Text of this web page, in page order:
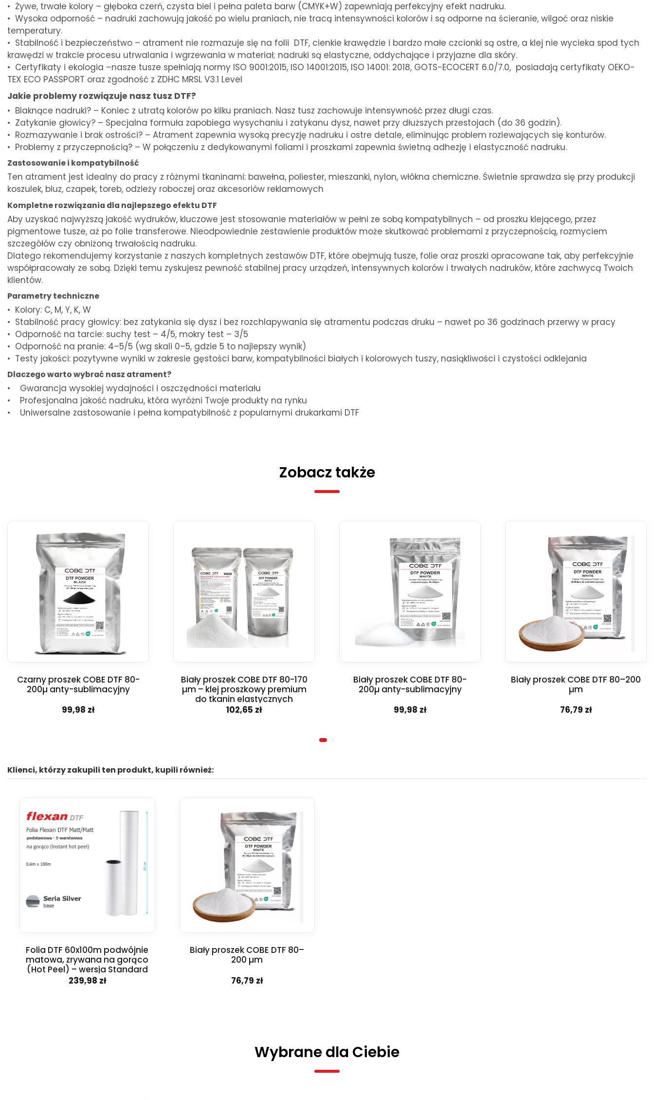
• Żywe, trwałe kolory – głęboka czerń, czysta biel i pełna paleta barw (CMYK+W) zapewniają perfekcyjny efekt nadruku.
• Wysoka odporność – nadruki zachowują jakość po wielu praniach, nie tracą intensywności kolorów i są odporne na ścieranie, wilgoć oraz niskie
temperatury.
• Stabilność i bezpieczeństwo – atrament nie rozmazuje się na folii DTF, cienkie krawędzie i bardzo małe czcionki są ostre, a klej nie wycieka spod tych
krawędzi w trakcie procesu utrwalania i wgrzewania w materiał; nadruki są elastyczne, oddychające i przyjazne dla skóry.
• Certyfikaty i ekologia –nasze tusze spełniają normy ISO 9001:2015, ISO 14001:2015, ISO 14001: 2018, GOTS-ECOCERT 6.0/7.0, posiadają certyfikaty OEKO-
TEX ECO PASSPORT oraz zgodność z ZDHC MRSL V3.1 Level
Jakie problemy rozwiązuje nasz tusz DTF?
• Blaknące nadruki? – Koniec z utratą kolorów po kilku praniach. Nasz tusz zachowuje intensywność przez długi czas.
• Zatykanie głowicy? – Specjalna formuła zapobiega wysychaniu i zatykanu dysz, nawet przy dłuższych przestojach (do 36 godzin).
• Rozmazywanie i brak ostrości? – Atrament zapewnia wysoką precyzję nadruku i ostre detale, eliminując problem rozlewających się konturów.
• Problemy z przyczepnością? – W połączeniu z dedykowanymi foliami i proszkami zapewnia świetną adhezję i elastyczność nadruku.
Zastosowanie i kompatybilność
Ten atrament jest idealny do pracy z różnymi tkaninami: bawełna, poliester, mieszanki, nylon, włókna chemiczne. Świetnie sprawdza się przy produkcji
koszulek, bluz, czapek, toreb, odzieży roboczej oraz akcesoriów reklamowych
Kompletne rozwiązania dla najlepszego efektu DTF
Aby uzyskać najwyższą jakość wydruków, kluczowe jest stosowanie materiałów w pełni ze sobą kompatybilnych – od proszku klejącego, przez
pigmentowe tusze, aż po folie transferowe. Nieodpowiednie zestawienie produktów może skutkować problemami z przyczepnością, rozmyciem
szczegółów czy obniżoną trwałością nadruku.
Dlatego rekomendujemy korzystanie z naszych kompletnych zestawów DTF, które obejmują tusze, folie oraz proszki opracowane tak, aby perfekcyjnie
współpracowały ze sobą. Dzięki temu zyskujesz pewność stabilnej pracy urządzeń, intensywnych kolorów i trwałych nadruków, które zachwycą Twoich
klientów.
Parametry techniczne
• Kolory: C, M, Y, K, W
• Stabilność pracy głowicy: bez zatykania się dysz i bez rozchlapywania się atramentu podczas druku – nawet po 36 godzinach przerwy w pracy
• Odporność na tarcie: suchy test – 4/5, mokry test – 3/5
• Odporność na pranie: 4–5/5 (wg skali 0–5, gdzie 5 to najlepszy wynik)
• Testy jakości: pozytywne wyniki w zakresie gęstości barw, kompatybilności białych i kolorowych tuszy, nasiąkliwości i czystości odklejania
Dlaczego warto wybrać nasz atrament?
• Gwarancja wysokiej wydajności i oszczędności materiału
• Profesjonalna jakość nadruku, która wyróżni Twoje produkty na rynku
• Uniwersalne zastosowanie i pełna kompatybilność z popularnymi drukarkami DTF
Zobacz także
Czarny proszek COBE DTF 80-
200µ anty-sublimacyjny
99,98 zł
Biały proszek COBE DTF 80-170
µm – klej proszkowy premium
do tkanin elastycznych
102,65 zł
Biały proszek COBE DTF 80-
200µ anty-sublimacyjny
99,98 zł
Biały proszek COBE DTF 80–200
µm
76,79 zł
Klienci, którzy zakupili ten produkt, kupili również:
Folia DTF 60x100m podwójnie
matowa, zrywana na gorąco
(Hot Peel) – wersja Standard
239,98 zł
Biały proszek COBE DTF 80–
200 µm
76,79 zł
Wybrane dla Ciebie